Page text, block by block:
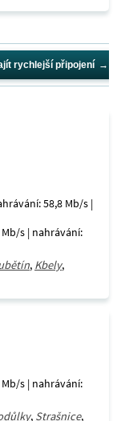
rychlejší připojení
58,8 Mb/s |
s | nahrávání:
, Kbely,
s | nahrávání:
, Strašnice,